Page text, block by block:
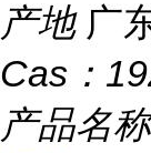
产地 广
Cas：
产品名称